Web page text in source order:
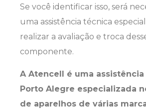
Se você identificar isso, será
uma assistência técnica
realizar a avaliação e troca
componente.
A Atencell é uma
Porto Alegre especializada
de aparelhos de várias